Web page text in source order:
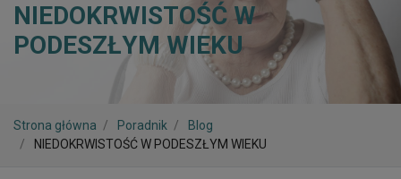
NIEDOKRWISTOŚĆ W
PODESZŁYM WIEKU
Strona główna Poradnik
Blog
NIEDOKRWISTOŚĆ W PODESZŁYM WIEKU